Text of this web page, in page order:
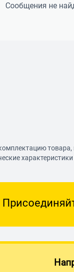
Сообщения не